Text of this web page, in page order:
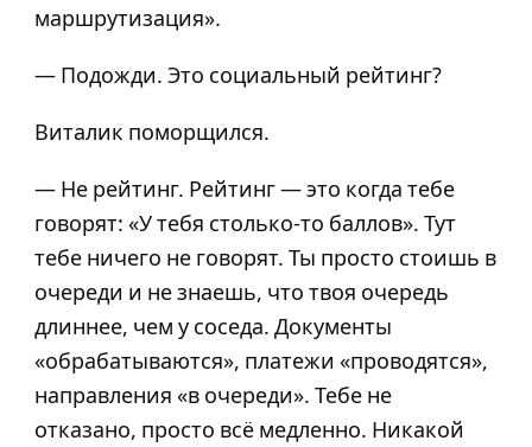
маршрутизация».
— Подожди. Это социальный рейтинг?
Виталик поморщился.
— Не рейтинг. Рейтинг — это когда тебе
говорят: «У тебя столько-то баллов». Тут
тебе ничего не говорят. Ты просто стоишь в
очереди и не знаешь, что твоя очередь
длиннее, чем у соседа. Документы
«обрабатываются», платежи «проводятся»,
направления «в очереди». Тебе не
отказано, просто всё медленно. Никакой